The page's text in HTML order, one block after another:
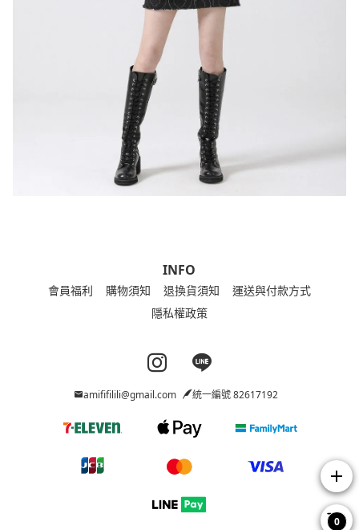
INFO
會員福利 購物須知 退換貨須知
運送與付款方式
隱私權政策
Instagram page
Line page
amififilili@gmail.com 統一編號 82617192
add
0